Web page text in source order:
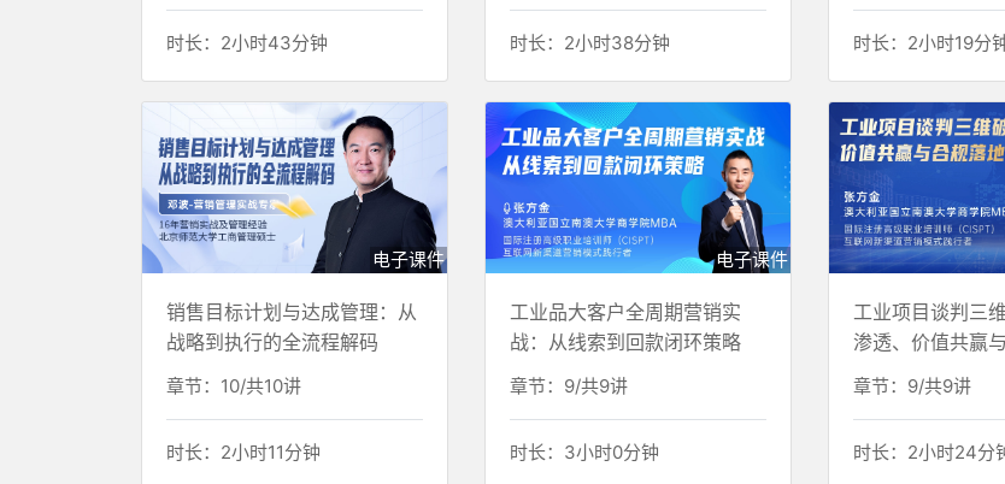
时长：2小时43分钟 时长：2小时38分钟 时长：2小时19分
电子课件
销售目标计划与达成管理：从
战略到执行的全流程解码
章节：10/共10讲
时长：2小时11分钟
电子课件
工业品大客户全周期营销实
战：从线索到回款闭环策略
章节：9/共9讲
时长：3小时0分钟
工业项目谈判三
渗透、价值共赢
章节：9/共9讲
时长：2小时24分